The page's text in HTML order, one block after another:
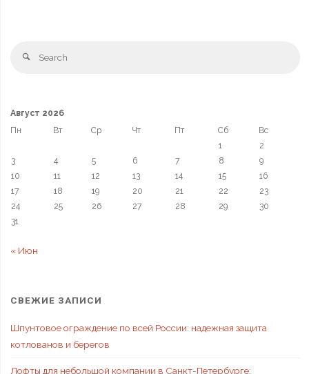
Август 2026
Пн
Вт Ср Чт Пт Сб
Вс
1
2
3
4 5 6 7 8
9
10
11 12 13 14 15
16
17
18 19 20 21 22
23
24
25 26 27 28 29
30
31
« Июн
СВЕЖИЕ ЗАПИСИ
Шпунтовое ограждение по всей России: надежная защита
котлованов и берегов
Лофты для небольшой компании в Санкт-Петербурге: